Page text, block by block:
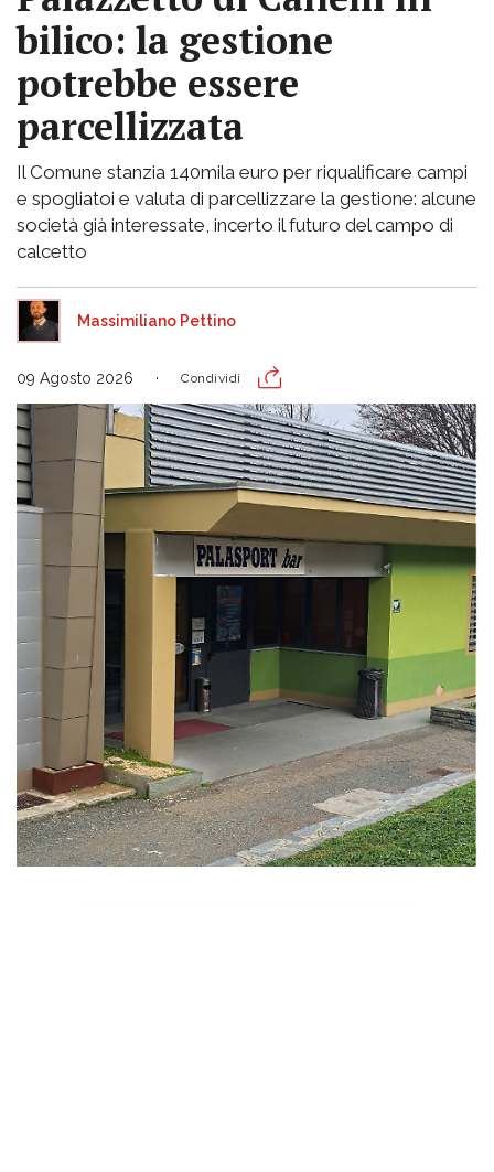
bilico: la gestione
potrebbe essere
parcellizzata
Il Comune stanzia 140mila euro per riqualificare campi
e spogliatoi e valuta di parcellizzare la gestione: alcune
società già interessate, incerto il futuro del campo di
calcetto
Massimiliano Pettino
09 Agosto 2026 Condividi